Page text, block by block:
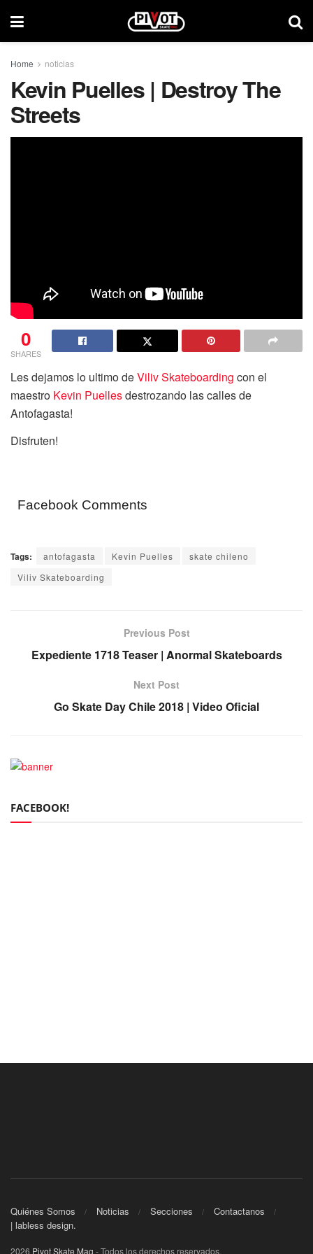
Home noticias
Kevin Puelles | Destroy The
Streets
0
SHARES
Les dejamos lo ultimo deViliv Skateboarding con el
maestro Kevin Puellesdestrozando las calles de
Antofagasta!
Disfruten!
Facebook Comments
Tags: antofagasta Kevin Puelles
skate chileno
Viliv Skateboarding
Previous Post
Expediente 1718 Teaser | Anormal Skateboards
Next Post
Go Skate Day Chile 2018 | Video Oficial
FACEBOOK!
Quiénes Somos Noticias Secciones
Contactanos
| labless design.
2026 Pivot Skate Mag - Todos los derechos reservados.